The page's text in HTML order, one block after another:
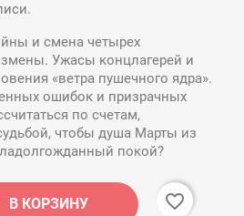
и смена четырех
Ужасы концлагерей и
«ветра пушечного ядра».
ошибок и призрачных
по счетам,
чтобы душа Марты из
покой?
В КОРЗИНУ
favorite_border